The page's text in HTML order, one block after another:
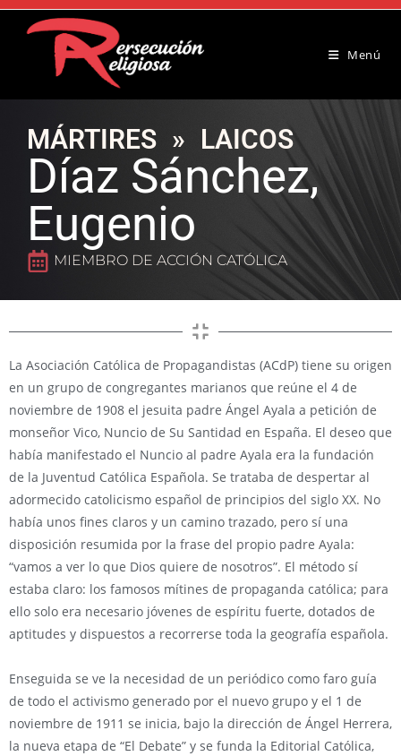
Menú
MÁRTIRES » LAICOS
Díaz Sánchez,
Eugenio
MIEMBRO DE ACCIÓN CATÓLICA
La Asociación Católica de Propagandistas (ACdP) tiene su origen
en un grupo de congregantes marianos que reúne el 4 de
noviembre de 1908 el jesuita padre Ángel Ayala a petición de
monseñor Vico, Nuncio de Su Santidad en España. El deseo que
había manifestado el Nuncio al padre Ayala era la fundación
de la Juventud Católica Española. Se trataba de despertar al
adormecido catolicismo español de principios del siglo XX. No
había unos fines claros y un camino trazado, pero sí una
disposición resumida por la frase del propio padre Ayala:
“vamos a ver lo que Dios quiere de nosotros”. El método sí
estaba claro: los famosos mítines de propaganda católica; para
ello solo era necesario jóvenes de espíritu fuerte, dotados de
aptitudes y dispuestos a recorrerse toda la geografía española.
Enseguida se ve la necesidad de un periódico como faro guía
de todo el activismo generado por el nuevo grupo y el 1 de
noviembre de 1911 se inicia, bajo la dirección de Ángel Herrera,
la nueva etapa de “El Debate” y se funda la Editorial Católica,